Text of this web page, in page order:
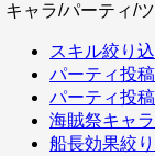
キャラ/パーティ/
スキル絞り
パーティ投
パーティ投
海賊祭キャ
船長効果絞